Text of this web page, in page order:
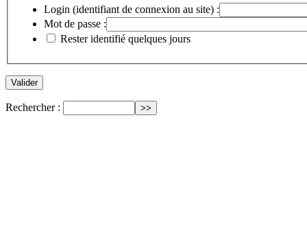
Login (identifiant de connexion au site) :
Mot de passe :
Rester identifié quelques jours
Rechercher :